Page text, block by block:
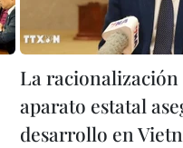
La racionalización
aparato estatal
desarrollo en